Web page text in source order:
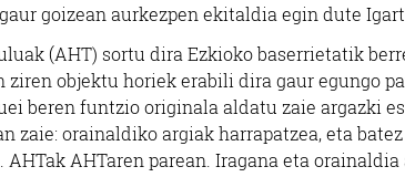
goizean aurkezpen ekitaldia egin dute
(AHT) sortu dira Ezkioko baserrietatik
objektu horiek erabili dira gaur egungo
beren funtzio originala aldatu zaie argazki
zaie: orainaldiko argiak harrapatzea, eta
AHTaren parean. Iragana eta orainaldia